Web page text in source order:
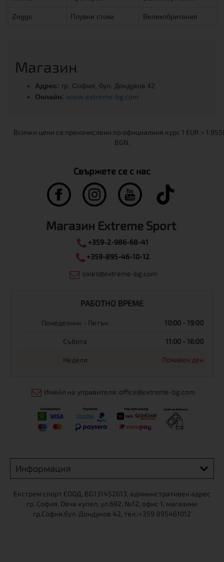
Zoggs Плувни стоки Великобритания
Магазин
Адрес: гр. София, бул. Дондуков 42
Онлайн: www.extreme-bg.com
Свържете се с нас
Магазин Extreme Sport
+359-2-986-68-41
+359-895-46-10-12
sales@extreme-bg.com
РАБОТНО ВРЕМЕ
Понеделник - Петък 10:00 - 19:00
Събота 11:00 - 16:00
Неделя Почивен ден
Имейл на управителя: office@extreme-bg.com
Информация
Екстрем спорт ЕООД, BG131452613, административен адрес
гр. София, Овча купел, ул.692, №12, офис 1, магазини
гр.София,бул. Дондуков 42, тел.:+359 895461012